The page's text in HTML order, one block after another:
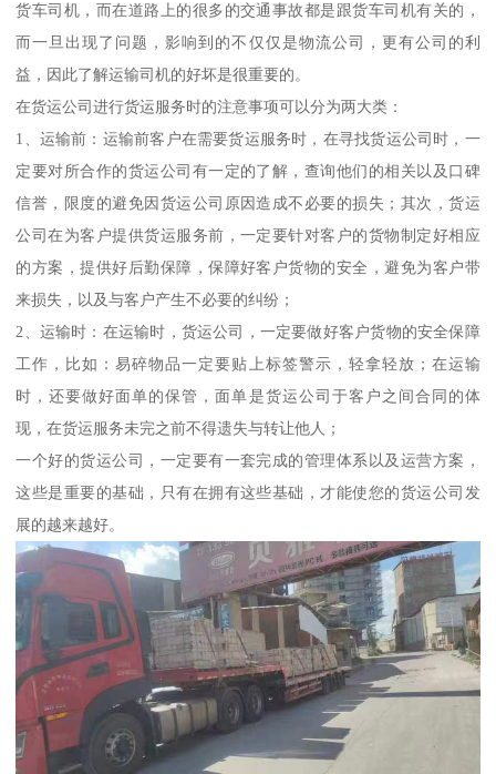
货车司机，而在道路上的很多的交通事故都是跟货车司机有关的，
而一旦出现了问题，影响到的不仅仅是物流公司，更有公司的利
益，因此了解运输司机的好坏是很重要的。
在货运公司进行货运服务时的注意事项可以分为两大类：
1、运输前：运输前客户在需要货运服务时，在寻找货运公司时，一
定要对所合作的货运公司有一定的了解，查询他们的相关以及口碑
信誉，限度的避免因货运公司原因造成不必要的损失；其次，货运
公司在为客户提供货运服务前，一定要针对客户的货物制定好相应
的方案，提供好后勤保障，保障好客户货物的安全，避免为客户带
来损失，以及与客户产生不必要的纠纷；
2、运输时：在运输时，货运公司，一定要做好客户货物的安全保障
工作，比如：易碎物品一定要贴上标签警示，轻拿轻放；在运输
时，还要做好面单的保管，面单是货运公司于客户之间合同的体
现，在货运服务未完之前不得遗失与转让他人；
一个好的货运公司，一定要有一套完成的管理体系以及运营方案，
这些是重要的基础，只有在拥有这些基础，才能使您的货运公司发
展的越来越好。